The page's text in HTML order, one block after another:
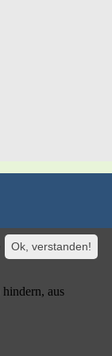
Ok, verstanden!